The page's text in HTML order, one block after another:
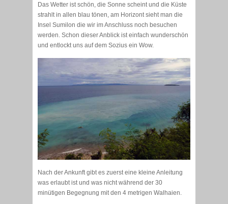
Das Wetter ist schön, die Sonne scheint und die Küste
strahlt in allen blau tönen, am Horizont sieht man die
Insel Sumilon die wir im Anschluss noch besuchen
werden. Schon dieser Anblick ist einfach wunderschön
und entlockt uns auf dem Sozius ein Wow.
Nach der Ankunft gibt es zuerst eine kleine Anleitung
was erlaubt ist und was nicht während der 30
minütigen Begegnung mit den 4 metrigen Walhaien.